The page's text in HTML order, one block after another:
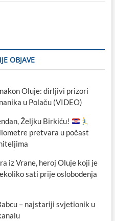
OBJAVE
Oluje: dirljivi prizori
u Polaču (VIDEO)
Željku Birkiću!
pretvara u počast
iz Vrane, heroj Oluje koji je
sati prije oslobođenja
– najstariji svjetionik u